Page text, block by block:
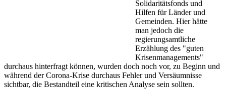
Solidaritätsfonds und
Hilfen für Länder und
Gemeinden. Hier hätte
man jedoch die
regierungsamtliche
Erzählung des "guten
Krisenmanagements"
durchaus hinterfragt können, wurden doch noch vor, zu Beginn und
während der Corona-Krise durchaus Fehler und Versäumnisse
sichtbar, die Bestandteil eine kritischen Analyse sein sollten.